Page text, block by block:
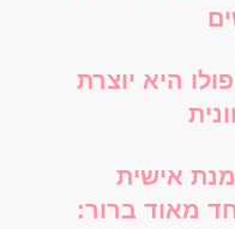
היא יוצרת
אישית
מאוד ברור: